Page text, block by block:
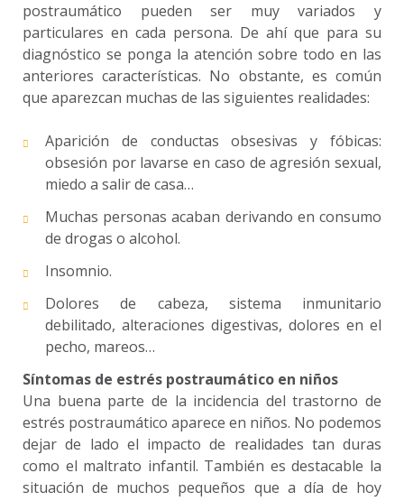
postraumático pueden ser muy variados y
particulares en cada persona. De ahí que para su
diagnóstico se ponga la atención sobre todo en las
anteriores características. No obstante, es común
que aparezcan muchas de las siguientes realidades:
Aparición de conductas obsesivas y fóbicas:
obsesión por lavarse en caso de agresión sexual,
miedo a salir de casa…
Muchas personas acaban derivando en consumo
de drogas o alcohol.
Insomnio.
Dolores de cabeza, sistema inmunitario
debilitado, alteraciones digestivas, dolores en el
pecho, mareos…
Síntomas de estrés postraumático en niños
Una buena parte de la incidencia del trastorno de
estrés postraumático aparece en niños. No podemos
dejar de lado el impacto de realidades tan duras
como el maltrato infantil. También es destacable la
situación de muchos pequeños que a día de hoy